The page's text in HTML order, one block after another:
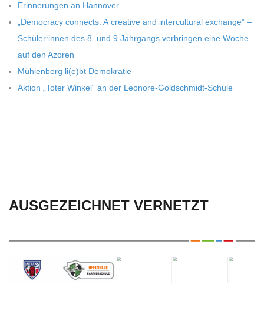
Erin­ne­run­gen an Hannover
„Demo­cracy con­nects: A crea­tive and inter­cul­tu­ral exch­ange” –
Schüler:innen des 8. und 9 Jahr­gangs ver­brin­gen eine Woche
auf den Azoren
Müh­len­berg li(e)bt Demokratie
Aktion „Toter Win­kel“ an der Leonore-Goldschmidt-Schule
AUSGEZEICHNET VERNETZT